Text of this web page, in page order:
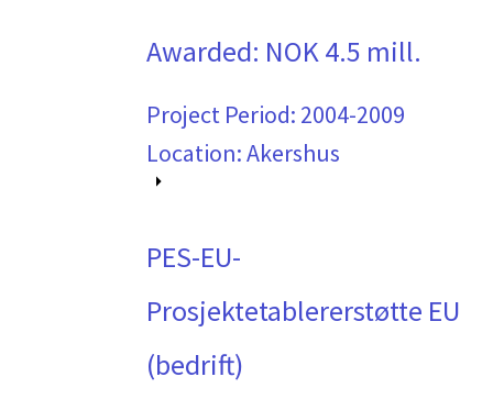
Awarded: NOK 4.5 mill.
Project Period: 2004-2009
Location: Akershus
PES-EU-
Prosjektetablererstøtte EU
(bedrift)